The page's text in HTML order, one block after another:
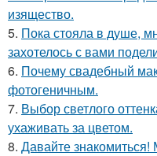
изящество.
5. Пока стояла в душе,
захотелось с вами
6. Почему свадебный
фотогеничным.
7. Выбор светлого
ухаживать за цветом.
8. Давайте знакомиться!